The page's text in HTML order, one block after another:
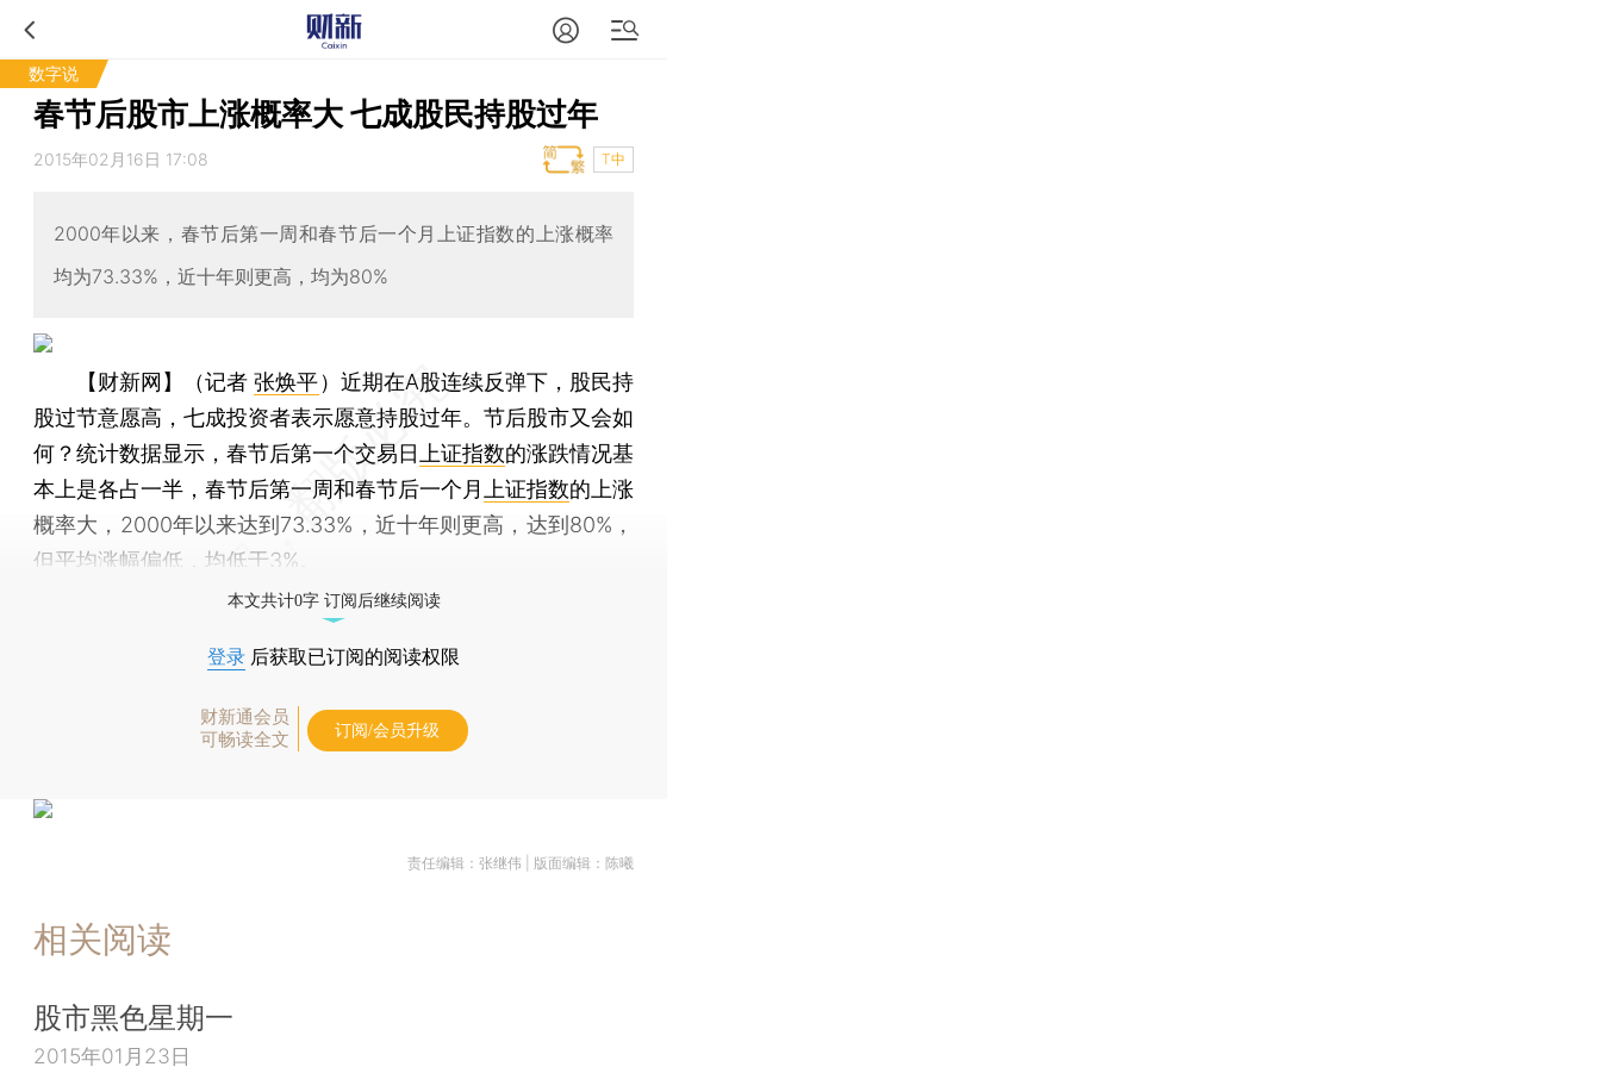
数字说
春节后股市上涨概率大 七成股民持股过年
2015年02月16日 17:08 T中
2000年以来，春节后第一周和春节后一个月上证指数的上涨概率
均为73.33%，近十年则更高，均为80%
【财新网】（记者张焕平） 近期在A股连续反弹下，股民持
股过节意愿高，七成投资者表示愿意持股过年。节后股市又会如
何？统计数据显示，春节后第一个交易日 上证指数的涨跌情况基
本上是各占一半，春节后第一周和春节后一个月 上证指数的上涨
概率大，2000年以来达到73.33%，近十年则更高，达到80%，
但平均涨幅偏低，均低于3%。
本文共计0字 订阅后继续阅读
登录 后获取已订阅的阅读权限
财新通会员
可畅读全文
订阅/会员升级
责任编辑：张继伟 | 版面编辑：陈曦
相关阅读
股市黑色星期一
2015年01月23日